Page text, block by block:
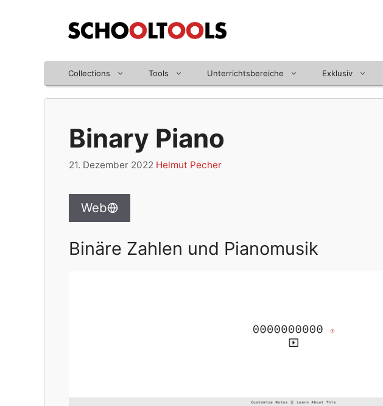
Collections Tools Unterrichtsbereiche Exklusiv
Binary Piano
21. Dezember 2022 Helmut Pecher
Web
Binäre Zahlen und Pianomusik